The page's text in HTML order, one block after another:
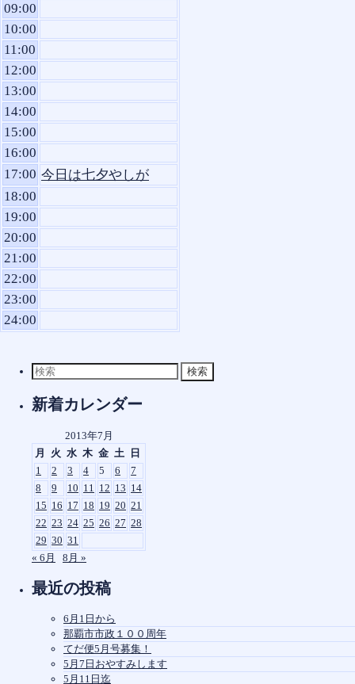
09:00
10:00
11:00
12:00
13:00
14:00
15:00
16:00
17:00 今日は七夕やしが
18:00
19:00
20:00
21:00
22:00
23:00
24:00
検
索
対
象:
新着カレンダー
2013年7月
月
火 水 木 金 土
日
1
2 3 4 5 6
7
8
9 10 11 12 13 14
15 16 17 18 19 20 21
22 23 24 25 26 27 28
29 30 31
« 6月
8月 »
最近の投稿
6月1日から
那覇市市政１００周年
てだ便5月号募集！
5月7日おやすみします
5月11日迄